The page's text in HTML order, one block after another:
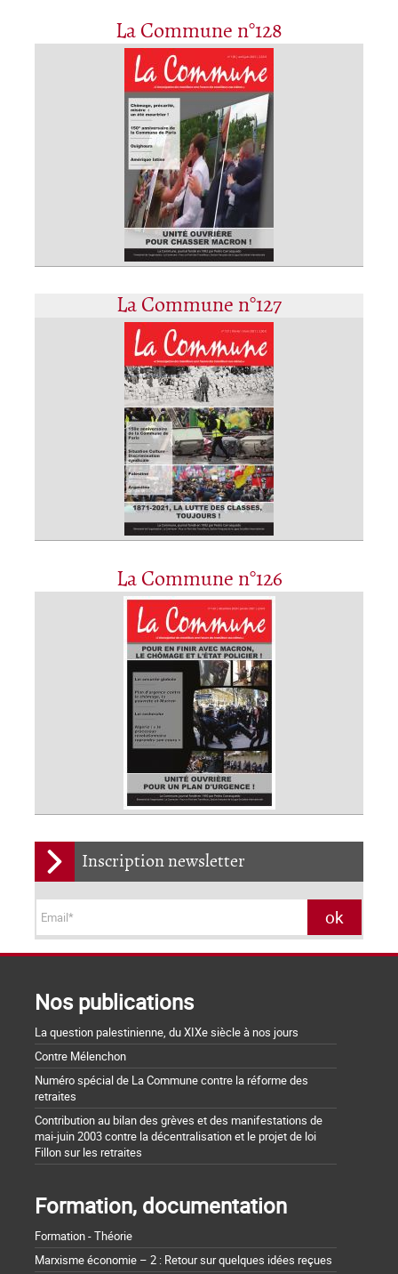
La Commune n°128
La Commune n°127
La Commune n°126
Inscription newsletter
Nos publications
La question palestinienne, du XIXe siècle à nos jours
Contre Mélenchon
Numéro spécial de La Commune contre la réforme des
retraites
Contribution au bilan des grèves et des manifestations de
mai-juin 2003 contre la décentralisation et le projet de loi
Fillon sur les retraites
Formation, documentation
Formation - Théorie
Marxisme économie – 2 : Retour sur quelques idées reçues